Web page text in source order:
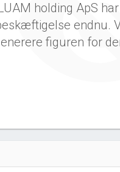
holding ApS
endnu.
figuren for